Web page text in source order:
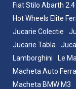
Fiat Stilo Abarth
Hot Wheels Elite
Jucarie Colectie
Jucarie Tabla
Lamborghini
Le
Macheta Auto
Macheta BMW M3